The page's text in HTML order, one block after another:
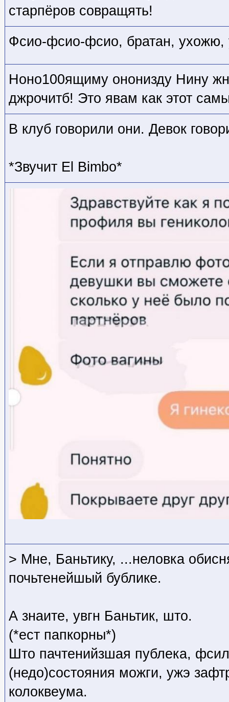
старпёров совращять!
Фсио-фсио-фсио, братан,
Ноно100ящиму ононизду Нину
джрочитб! Это явам как этот
В клуб говорили они. Девок
*Звучит El Bimbo*
> Мне, Баньтику, ...неловка
почьтенейшый бублике.
А знаите, увгн Баньтик, што.
(*ест папкорны*)
Што пачтенийзшая публека,
(недо)состояния можги, ужэ
колоквеума.